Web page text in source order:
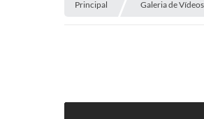
Principal Galeria de Vídeos